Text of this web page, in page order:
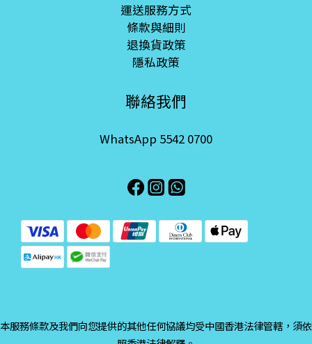
運送服務方式
條款與細則
退換貨政策
隱私政策
聯絡我們
WhatsApp 5542 0700
本服務條款及我們向您提供的其他任何協議均受中國香港法律管轄，須依